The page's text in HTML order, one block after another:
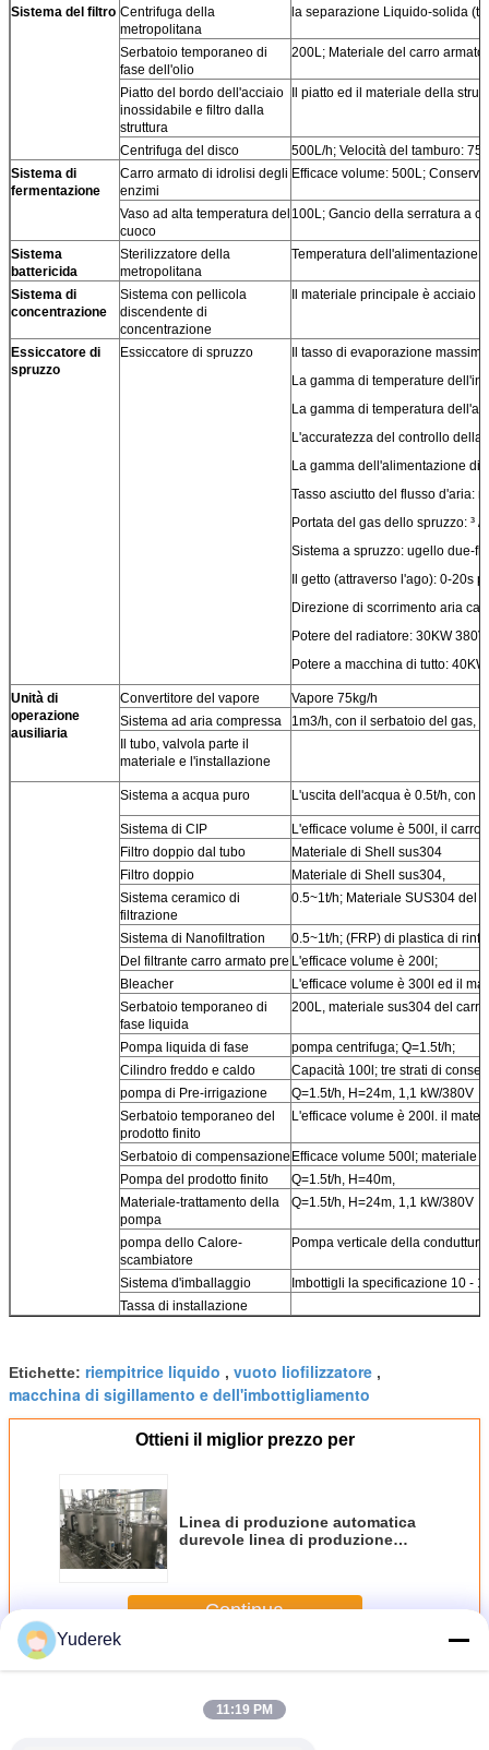
Sistema del filtro Centrifuga della
metropolitana
la separazione Liquido-solida
Serbatoio temporaneo di
fase dell'olio
200L; Materiale del carro
Piatto del bordo dell'acciaio
inossidabile e filtro dalla
struttura
Il piatto ed il materiale della
Centrifuga del disco
500L/h; Velocità del tamburo:
Sistema di
fermentazione
Carro armato di idrolisi degli
enzimi
Efficace volume: 500L;
Vaso ad alta temperatura del
cuoco
100L; Gancio della serratura a
Sistema
battericida
Sterilizzatore della
metropolitana
Temperatura
Sistema di
concentrazione
Sistema con pellicola
discendente di
concentrazione
Il materiale principale è acciaio
Essiccatore di
spruzzo
Essiccatore di spruzzo
Il tasso di evaporazione
La gamma di temperature
La gamma di temperatura
L'accuratezza del controllo
La gamma dell'alimentazione di
Tasso asciutto del flusso d'aria:
Portata del gas dello spruzzo: ³
Sistema a spruzzo: ugello due-
Il getto (attraverso l'ago): 0-20s
Direzione di scorrimento aria
Potere del radiatore: 30KW 380V,
Potere a macchina di tutto:
Unità di
operazione
ausiliaria
Convertitore del vapore
Vapore 75kg/h
Sistema ad aria compressa
1m3/h, con il serbatoio del gas,
Il tubo, valvola parte il
materiale e l'installazione
Sistema a acqua puro L'uscita dell'acqua è 0.5t/h, con
Sistema di CIP
L'efficace volume è 500l, il
Filtro doppio dal tubo
Materiale di Shell sus304
Filtro doppio
Materiale di Shell sus304,
Sistema ceramico di
filtrazione
0.5~1t/h; Materiale SUS304 del
Sistema di Nanofiltration
0.5~1t/h; (FRP) di plastica di
Del filtrante carro armato pre L'efficace volume è 200l;
Bleacher
L'efficace volume è 300l ed il
Serbatoio temporaneo di
fase liquida
200L, materiale sus304 del
Pompa liquida di fase
pompa centrifuga; Q=1.5t/h;
Cilindro freddo e caldo
Capacità 100l; tre strati di
pompa di Pre-irrigazione
Q=1.5t/h, H=24m, 1,1 kW/380V
Serbatoio temporaneo del
prodotto finito
L'efficace volume è 200l. il
Serbatoio di compensazione Efficace volume 500l; materiale
Pompa del prodotto finito
Q=1.5t/h, H=40m,
Materiale-trattamento della
pompa
Q=1.5t/h, H=24m, 1,1 kW/380V
pompa dello Calore-
scambiatore
Pompa verticale della
Sistema d'imballaggio
Imbottigli la specificazione 10 -
Tassa di installazione
Etichette: riempitrice liquido , vuoto liofilizzatore ,
macchina di sigillamento e dell'imbottigliamento
Ottieni il miglior prezzo per
Linea di produzione automatica
durevole linea di produzione
Continua
PiùLinea di produzione automatica
Yuderek
11:19 PM